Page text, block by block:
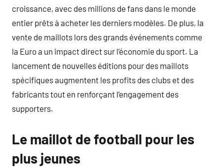
croissance, avec des millions de fans dans le monde
entier prêts à acheter les derniers modèles. De plus, la
vente de maillots lors des grands événements comme
la Euro a un impact direct sur l’économie du sport. La
lancement de nouvelles éditions pour des maillots
spécifiques augmentent les profits des clubs et des
fabricants tout en renforçant l’engagement des
supporters.
Le maillot de football pour les
plus jeunes